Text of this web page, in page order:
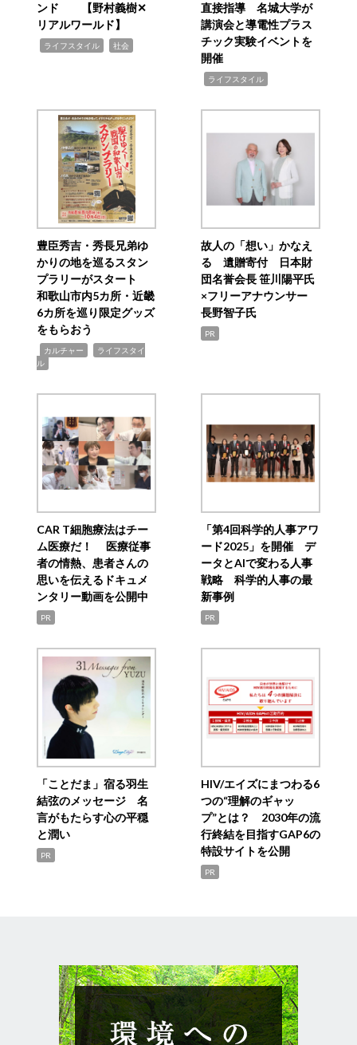
ンド 【野村義樹✕
リアルワールド】
ライフスタイル 社会
直接指導 名城大学が
講演会と導電性プラス
チック実験イベントを
開催
ライフスタイル
豊臣秀吉・秀長兄弟ゆ
かりの地を巡るスタン
プラリーがスタート
和歌山市内5カ所・近畿
6カ所を巡り限定グッズ
をもらおう
カルチャー
ライフスタイ
ル
故人の「想い」かなえ
る 遺贈寄付 日本財
団名誉会長 笹川陽平氏
×フリーアナウンサー
長野智子氏
PR
CAR T細胞療法はチー
ム医療だ！ 医療従事
者の情熱、患者さんの
思いを伝えるドキュメ
ンタリー動画を公開中
PR
「第4回科学的人事アワ
ード2025」を開催 デ
ータとAIで変わる人事
戦略 科学的人事の最
新事例
PR
「ことだま」宿る羽生
結弦のメッセージ 名
言がもたらす心の平穏
と潤い
PR
HIV/エイズにまつわる6
つの“理解のギャッ
プ”とは？ 2030年の流
行終結を目指すGAP6の
特設サイトを公開
PR